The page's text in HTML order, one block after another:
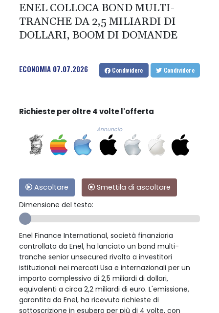
ENEL COLLOCA BOND MULTI-
TRANCHE DA 2,5 MILIARDI DI
DOLLARI, BOOM DI DOMANDE
ECONOMIA 07.07.2026 Condividere Condividere
Richieste per oltre 4 volte l'offerta
Annuncio
Ascoltare
Smettila di ascoltare
Dimensione del testo:
Enel Finance International, società finanziaria
controllata da Enel, ha lanciato un bond multi-
tranche senior unsecured rivolto a investitori
istituzionali nei mercati Usa e internazionali per un
importo complessivo di 2,5 miliardi di dollari,
equivalenti a circa 2,2 miliardi di euro. L'emissione,
garantita da Enel, ha ricevuto richieste di
sottoscrizione in esubero per più di 4 volte, con